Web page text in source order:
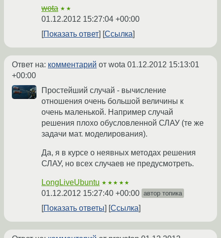
wota ★★
01.12.2012 15:27:04 +00:00
Показать ответ
Ссылка
Ответ на: комментарий от wota 01.12.2012 15:13:01
+00:00
Простейший случай - вычисление
отношения очень большой величины к
очень маленькой. Например случай
решения плохо обусловленной СЛАУ (те же
задачи мат. моделирования).
Да, я в курсе о неявных методах решения
СЛАУ, но всех случаев не предусмотреть.
LongLiveUbuntu ★★★★★
01.12.2012 15:27:40 +00:00 автор топика
Показать ответы Ссылка